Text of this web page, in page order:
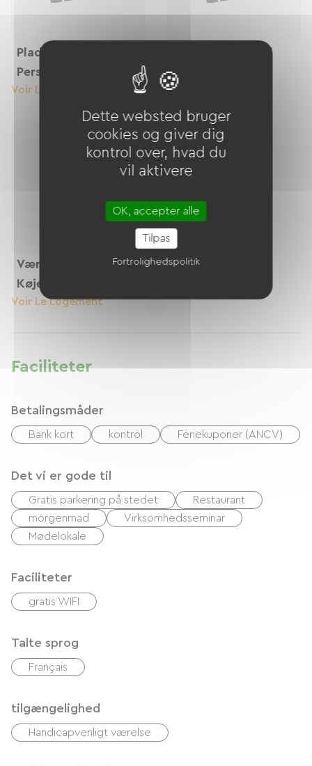
Plads Til 3 Til 6
Personer
Voir Le Logement
10-Sengs Sovesal
Voir Le Logement
Værelse Med
Køjesenge
Voir Le Logement
Faciliteter
Betalingsmåder
Bank kort kontrol Feriekuponer (ANCV)
Det vi er gode til
Gratis parkering på stedet
Restaurant
morgenmad
Virksomhedsseminar
Mødelokale
Faciliteter
gratis WIFI
Talte sprog
Français
tilgængelighed
Handicapvenligt værelse
Dette websted bruger
cookies og giver dig
kontrol over, hvad du
vil aktivere
OK, accepter alle
Tilpas
Fortrolighedspolitik